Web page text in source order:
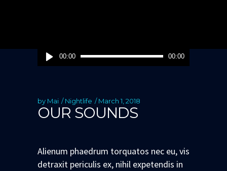
Audio
Player
00:00 00:00
by Mai Nightlife March 1, 2018
OUR SOUNDS
Alienum phaedrum torquatos nec eu, vis
detraxit periculis ex, nihil expetendis in